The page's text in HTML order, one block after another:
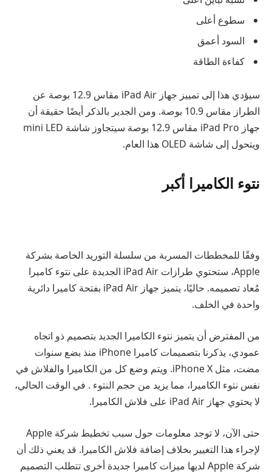
سطوع أعلى
السود أعمق
كفاءة الطاقة
سيؤدي هذا إلى تمييز جهاز iPad Air مقاس 12.9 بوصة عن
الطراز مقاس 10.9 بوصة. ومن الجدير بالذكر أيضًا حقيقة أن
جهاز iPad Pro مقاس 12.9 بوصة سيتجاوز شاشة mini LED
ويتحول إلى شاشة OLED هذا العام.
نتوء الكاميرا أكبر
وفقًا للمخططات المسربة من سلسلة التوريد الخاصة بشركة
Apple، ستحتوي طرازات iPad Air الجديدة على نتوء كاميرا
مُعاد تصميمه. حاليًا، يتميز جهاز iPad Air بفتحة كاميرا دائرية
واحدة في الخلف.
من المفترض أن يتميز نتوء الكاميرا الجديد بتصميم ذو اتجاه
عمودي، يذكرنا بتصميمات كاميرا iPhone منذ بضع سنوات
مضت، مثل iPhone X. ويتم وضع كل من الكاميرا والفلاش في
نفس نتوء الكاميرا، مما يزيد من حجم النتوء . في الوقت الحالي،
لا يحتوي جهاز iPad Air على فلاش الكاميرا.
حتى الآن، لا توجد معلومات حول سبب تخطيط شركة Apple
لإجراء هذا التغيير بخلاف إضافة فلاش الكاميرا. قد يعني ذلك أن
شركة Apple لديها ميزات كاميرا جديدة أخرى تتطلب التصميم